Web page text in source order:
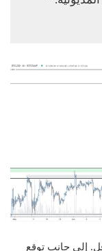
إلى جانب توقع